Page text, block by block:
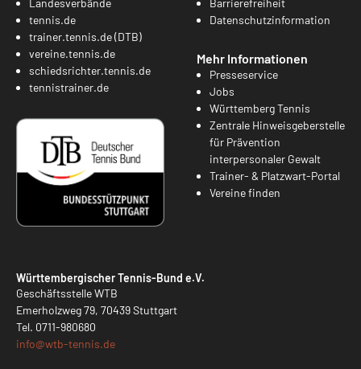
tennis.de
trainer.tennis.de (DTB)
vereine.tennis.de
schiedsrichter.tennis.de
tennistrainer.de
Datenschutzinformation
Mehr Informationen
Presseservice
Jobs
Württemberg Tennis
Zentrale Hinweisgeberstelle
für Prävention
interpersonaler Gewalt
Trainer- & Platzwart-Portal
Vereine finden
Württembergischer Tennis-Bund e.V.
Geschäftsstelle WTB
Emerholzweg 79, 70439 Stuttgart
Tel. 0711-980680
info@wtb-tennis.de